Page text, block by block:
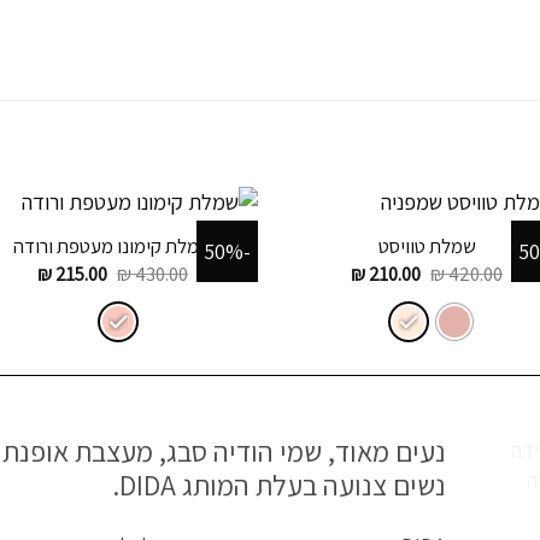
שמלת טוויסט
₪420.00 המחיר
היה:
₪ 420.00.
₪210.00 המחיר
-50%
שמלת קימונו מעטפת ורודה
₪430.00 המחיר
היה:
₪ 430.00.
₪215.00 המחיר
נעים מאוד, שמי הודיה סבג, מעצבת אופנת
נשים צנועה בעלת המותג DIDA.